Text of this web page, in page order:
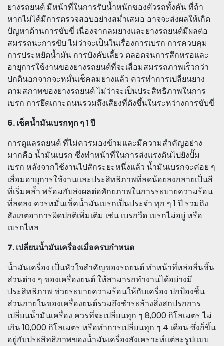
ยางรถยนต์ มีหน้าที่ในการรับน้ำหนักของตัวรถทั้งคัน ที่ถ้า
หากไม่ได้มีการตรวจสอบอย่างสม่ำเสมอ อาจจะส่งผลให้เกิด
ปัญหาด้านการขับขี่ เนื่องจากลมยางและยางรถยนต์มีผลต่อ
สมรรถนะการขับ ไม่ว่าจะเป็นในเรื่องการเบรก การควบคุม
การประหยัดน้ำมัน การบังคับเลี้ยว ตลอดจนการสึกหรอและ
อายุการใช้งานของยางรถยนต์ที่จะเสื่อมสมรรถภาพเร็วกว่า
ปกตินอกจากจะหมั่นเช็คลมยางแล้ว ควรทำการเปลี่ยนยาง
ตามสภาพของยางรถยนต์ ไม่ว่าจะเป็นประสิทธิภาพในการ
เบรก การยึดเกาะถนนรวมถึงเสียงที่ดังขึ้นในระหว่างการขับขี่
6. เช็คน้ำมันเบรกทุก ๆ 1 ปี
การดูแลรถยนต์ ที่ไม่ควรมองข้ามและมีความสำคัญอย่าง
มากคือ น้ำมันเบรก ซึ่งทำหน้าที่ในการส่งแรงดันไปยังปั๊ม
เบรก หลังจากใช้งานไปสักระยะหนึ่งแล้ว น้ำมันเบรกจะค่อย ๆ
เสื่อมอายุการใช้งานและประสิทธิภาพที่ลดน้อยลงกลายเป็นสี
ที่เริ่มคล้ำ พร้อมกับส่งผลต่อศักยภาพในการระบายความร้อน
ที่ลดลง ควรหมั่นเช็คน้ำมันเบรกเป็นประจำ ทุก ๆ 1 ปี รวมถึง
สังเกตอาการผิดปกติเพิ่มเติม เช่น เบรกวืด เบรกไม่อยู่ หรือ
เบรกไหล
7. เปลี่ยนน้ำมันเครื่องเมื่อครบกำหนด
น้ำมันเครื่อง เป็นหัวใจสำคัญของรถยนต์ ทำหน้าที่หล่อลื่นชิ้น
ส่วนต่าง ๆ ของเครื่องยนต์ ให้สามารถทำงานได้อย่างมี
ประสิทธิภาพ ช่วยระบายความร้อนให้กับเครื่อง ปกป้องชิ้น
ส่วนภายในของเครื่องยนต์รวมถึงชำระล้างสิ่งสกปรกการ
เปลี่ยนน้ำมันเครื่อง ควรที่จะเปลี่ยนทุก ๆ 8,000 กิโลเมตร ไม่
เกิน 10,000 กิโลเมตร หรือทำการเปลี่ยนทุก ๆ 4 เดือน ซึ่งก็ขึ้น
อยู่กับประสิทธิภาพของน้ำมันเครื่องสังเคราะห์แต่ละรูปแบบ